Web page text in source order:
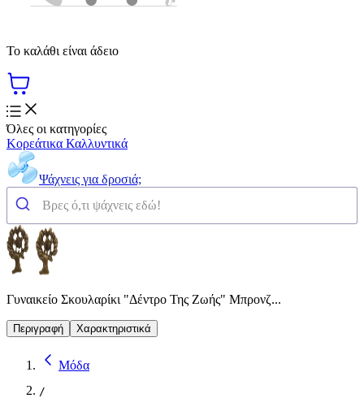
Το καλάθι είναι άδειο
Όλες οι κατηγορίες
Κορεάτικα Καλλυντικά
Ψάχνεις για δροσιά;
Γυναικείο Σκουλαρίκι "Δέντρο Της Ζωής" Μπρονζ...
Περιγραφή Χαρακτηριστικά
Μόδα
/